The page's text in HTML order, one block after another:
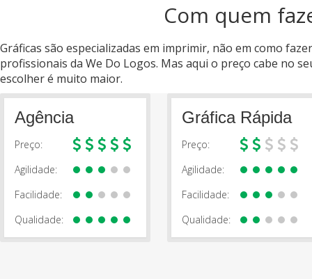
Com quem
Gráficas são especializadas em imprimir, não em como
profissionais da We Do Logos. Mas aqui o preço cabe no
escolher é muito maior.
Agência
Preço:
Agilidade:
Facilidade:
Qualidade:
Gráfica Rápida
Preço:
Agilidade:
Facilidade:
Qualidade: